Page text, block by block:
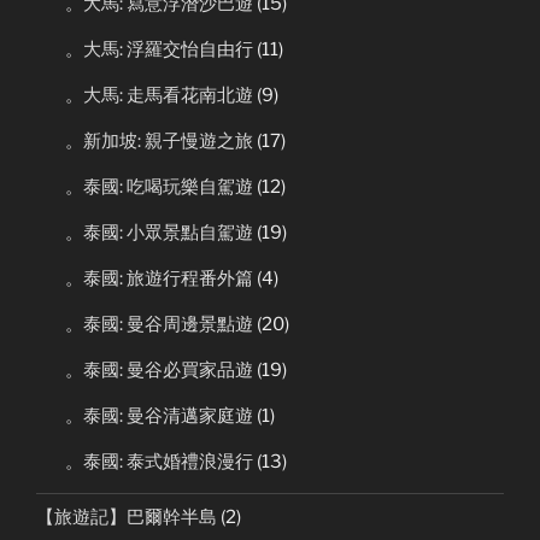
。大馬: 浮羅交怡自由行 (11)
。大馬: 走馬看花南北遊 (9)
。新加坡: 親子慢遊之旅 (17)
。泰國: 吃喝玩樂自駕遊 (12)
。泰國: 小眾景點自駕遊 (19)
。泰國: 旅遊行程番外篇 (4)
。泰國: 曼谷周邊景點遊 (20)
。泰國: 曼谷必買家品遊 (19)
。泰國: 曼谷清邁家庭遊 (1)
。泰國: 泰式婚禮浪漫行 (13)
【旅遊記】巴爾幹半島 (2)